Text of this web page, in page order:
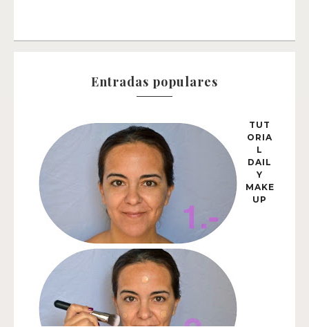
Entradas populares
TUT
ORIA
L
DAIL
Y
MAKE
UP